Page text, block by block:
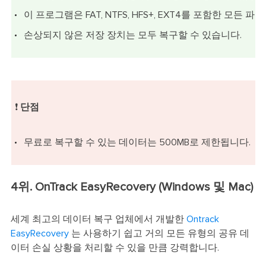
이 프로그램은 FAT, NTFS, HFS+, EXT4를 포함한 모든 파
손상되지 않은 저장 장치는 모두 복구할 수 있습니다.
❗ 단점
무료로 복구할 수 있는 데이터는 500MB로 제한됩니다.
4위. OnTrack EasyRecovery (Windows 및 Mac)
세계 최고의 데이터 복구 업체에서 개발한 Ontrack
EasyRecovery는 사용하기 쉽고 거의 모든 유형의 공유 데
이터 손실 상황을 처리할 수 있을 만큼 강력합니다.